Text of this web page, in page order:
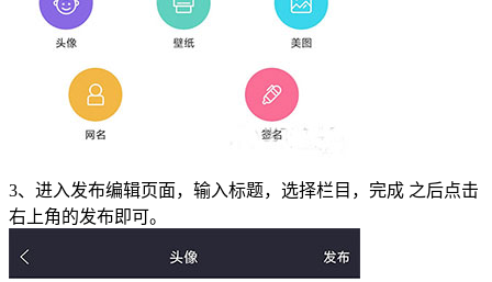
3、进入发布编辑页面，输入标题，选择栏目，完成 之后点击
右上角的发布即可。